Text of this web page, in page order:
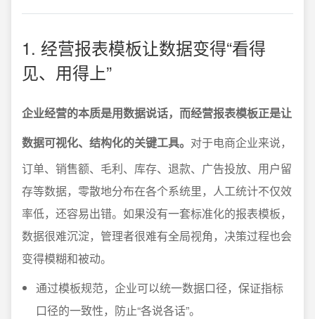
1. 经营报表模板让数据变得“看得
见、用得上”
企业经营的本质是用数据说话，而经营报表模板正是让
数据可视化、结构化的关键工具。 对于电商企业来说，
订单、销售额、毛利、库存、退款、广告投放、用户留
存等数据，零散地分布在各个系统里，人工统计不仅效
率低，还容易出错。如果没有一套标准化的报表模板，
数据很难沉淀，管理者很难有全局视角，决策过程也会
变得模糊和被动。
通过模板规范，企业可以统一数据口径，保证指标
口径的一致性，防止“各说各话”。